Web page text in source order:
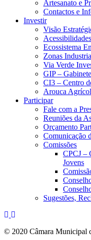
Artesanato e
Contactos e
Investir
Visão
Acessibilidades
Ecossistema
Zonas
Via Verde
GIP –
CI3 – Centro
Arouca
Participar
Fale com a
Reuniões da
Orçamento
Comunicação
Comissões
CPCJ –
Jovens
Sugestões,
© 2020 Câmara Municipal